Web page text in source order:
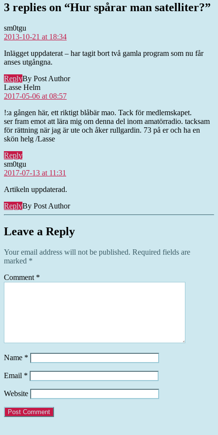
3 replies on “Hur spårar man satelliter?”
sm0tgu
2013-10-21 at 18:34
Inlägget uppdaterat – har tagit bort två gamla program som nu får
anses utgångna.
ReplyBy Post Author
Lasse Helmsays:
2017-05-06 at 08:57
!:a gången här, ett riktigt blåbär mao. Tack för medlemskapet.
ser fram emot att lära mig om denna del inom amatörradio. tacksam
för rättning när jag är ute och åker rullgardin. 73 på er och ha en
skön helg /Lasse
Reply
sm0tgu
2017-07-13 at 11:31
Artikeln uppdaterad.
ReplyBy Post Author
Leave a Reply
Your email address will not be published. Required fields are
marked *
Comment *
Name *
Email *
Website